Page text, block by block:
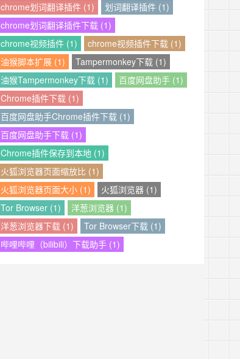
chrome划词翻译插件 (1)
划词翻译插件 (1)
chrome划词翻译插件下载 (1)
chrome视频插件 (1)
chrome视频插件下载 (1)
油猴脚本扩展 (1)
Tampermonkey下载 (1)
油猴Tampermonkey下载 (1)
百度网盘助手 (1)
Chrome插件下载 (1)
百度网盘助手Chrome插件下载 (1)
百度网盘助手下载 (1)
Chrome插件保存到本地 (1)
火狐浏览器页面缩放比 (1)
火狐浏览器页面大小 (1)
火狐浏览器 (1)
Tor Browser (1)
洋葱浏览器 (1)
洋葱浏览器下载 (1)
Tor Browser下载 (1)
哔哩哔哩（bilibili）下载助手 (1)